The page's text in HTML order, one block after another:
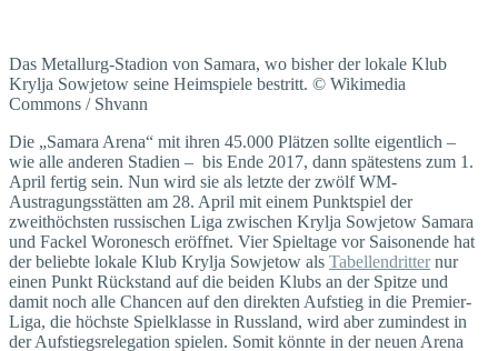
Das Metallurg-Stadion von Samara, wo bisher der lokale Klub
Krylja Sowjetow seine Heimspiele bestritt. © Wikimedia
Commons / Shvann
Die „Samara Arena“ mit ihren 45.000 Plätzen sollte eigentlich –
wie alle anderen Stadien – bis Ende 2017, dann spätestens zum 1.
April fertig sein. Nun wird sie als letzte der zwölf WM-
Austragungsstätten am 28. April mit einem Punktspiel der
zweithöchsten russischen Liga zwischen Krylja Sowjetow Samara
und Fackel Woronesch eröffnet. Vier Spieltage vor Saisonende hat
der beliebte lokale Klub Krylja Sowjetow als Tabellendritternur
einen Punkt Rückstand auf die beiden Klubs an der Spitze und
damit noch alle Chancen auf den direkten Aufstieg in die Premier-
Liga, die höchste Spielklasse in Russland, wird aber zumindest in
der Aufstiegsrelegation spielen. Somit könnte in der neuen Arena